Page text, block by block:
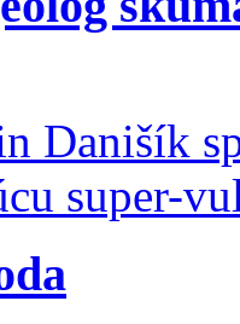
Danišík
super-